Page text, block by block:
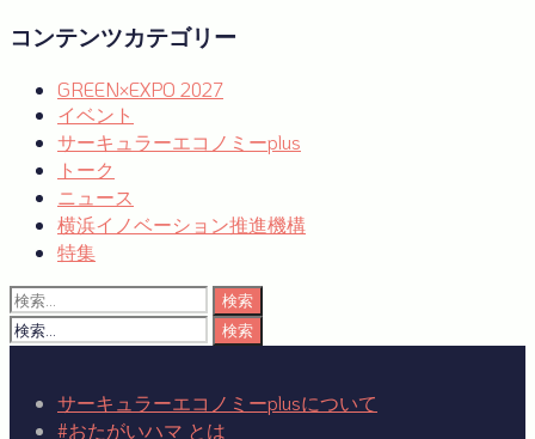
コンテンツカテゴリー
GREEN×EXPO 2027
イベント
サーキュラーエコノミーplus
トーク
ニュース
横浜イノベーション推進機構
特集
検
索:
検
サーキュラーエコノミーplusについて
#おたがいハマ とは